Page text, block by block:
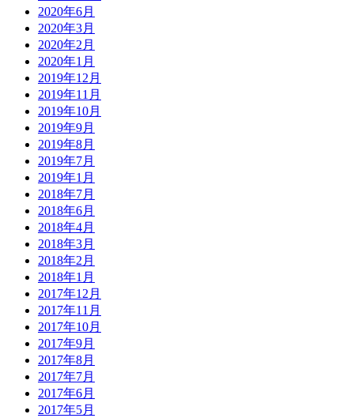
2020年6月
2020年3月
2020年2月
2020年1月
2019年12月
2019年11月
2019年10月
2019年9月
2019年8月
2019年7月
2019年1月
2018年7月
2018年6月
2018年4月
2018年3月
2018年2月
2018年1月
2017年12月
2017年11月
2017年10月
2017年9月
2017年8月
2017年7月
2017年6月
2017年5月